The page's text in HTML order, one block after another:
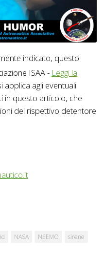
indicato, questo
ISAA - Leggi la
applica agli eventuali
in questo articolo, che
del rispettivo detentore
NASA NEEMO sirene